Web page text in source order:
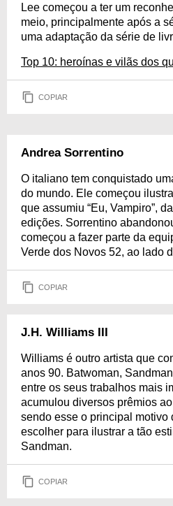
Lee começou a ter um
meio, principalmente após a
uma adaptação da série de
Top 10: heroínas e vilãs dos
COPIAR
Andrea Sorrentino
O italiano tem conquistado
do mundo. Ele começou
que assumiu “Eu, Vampiro”,
edições. Sorrentino
começou a fazer parte da
Verde dos Novos 52, ao lado
COPIAR
J.H. Williams III
Williams é outro artista que
anos 90. Batwoman,
entre os seus trabalhos mais
acumulou diversos prêmios
sendo esse o principal motivo
escolher para ilustrar a tão
Sandman.
COPIAR